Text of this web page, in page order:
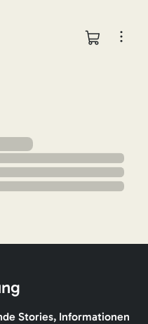
Stories, Informationen